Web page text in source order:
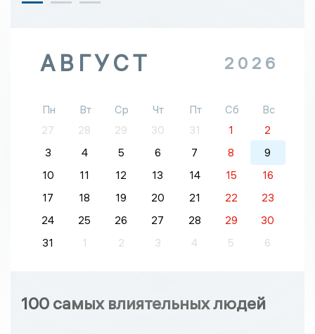
АВГУСТ 2026
Пн Вт Ср Чт Пт Сб
Вс
27
28 29 30 31 1
2
3
4 5 6 7 8
9
10
11 12 13 14 15
16
17
18 19 20 21 22
23
24
25 26 27 28 29
30
31
1 2 3 4 5 6
100 самых влиятельных людей